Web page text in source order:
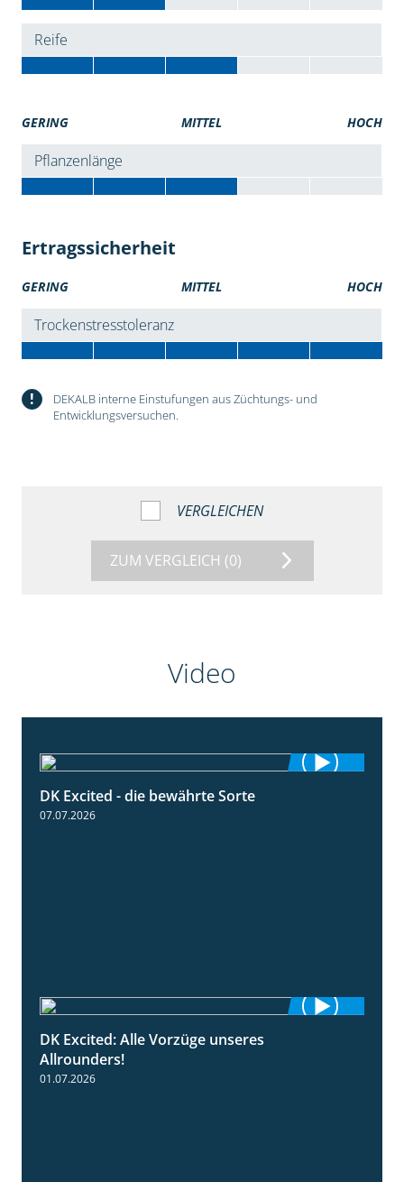
Reife
GERING MITTEL HOCH
Pflanzenlänge
Ertragssicherheit
GERING MITTEL HOCH
Trockenstresstoleranz
!
DEKALB interne Einstufungen aus Züchtungs- und
Entwicklungsversuchen.
VERGLEICHEN
ZUM VERGLEICH (0)
Video
DK Excited - die bewährte Sorte
07.07.2026
DK Excited: Alle Vorzüge unseres
Allrounders!
01.07.2026